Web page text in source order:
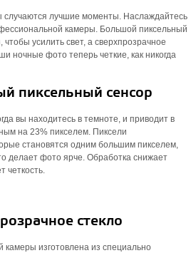
случаются лучшие моменты. Наслаждайтесь
камеры. Большой пиксельный
чтобы усилить свет, а сверхпрозрачное
ночные фото теперь четкие, как никогда
пиксельный сенсор
вы находитесь в темноте, и приводит в
на 23% пикселем. Пиксели
становятся одним большим пикселем,
делает фото ярче. Обработка снижает
четкость.
стекло
камеры изготовлена ​​из специально